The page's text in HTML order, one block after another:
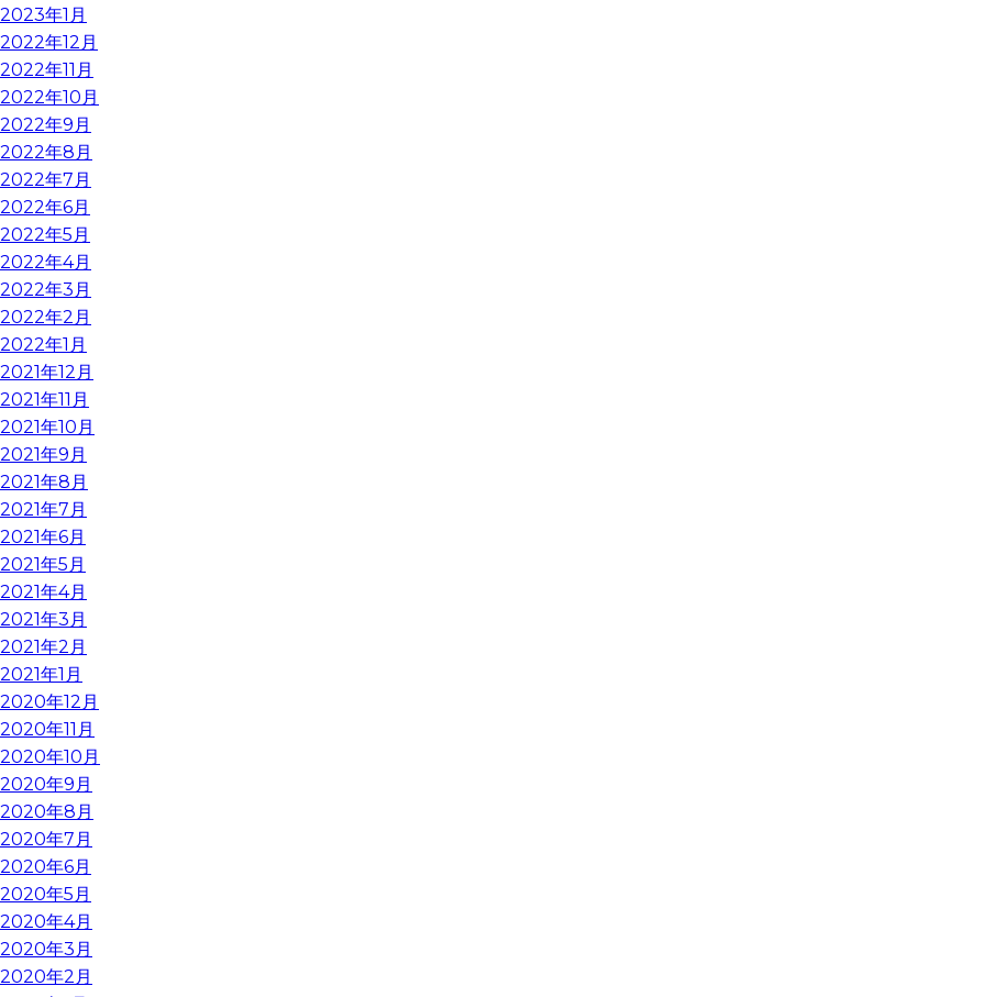
2023年1月
2022年12月
2022年11月
2022年10月
2022年9月
2022年8月
2022年7月
2022年6月
2022年5月
2022年4月
2022年3月
2022年2月
2022年1月
2021年12月
2021年11月
2021年10月
2021年9月
2021年8月
2021年7月
2021年6月
2021年5月
2021年4月
2021年3月
2021年2月
2021年1月
2020年12月
2020年11月
2020年10月
2020年9月
2020年8月
2020年7月
2020年6月
2020年5月
2020年4月
2020年3月
2020年2月